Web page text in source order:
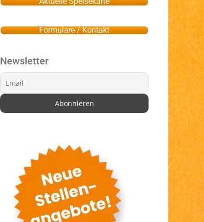
Formulare / Kontakt
Newsletter